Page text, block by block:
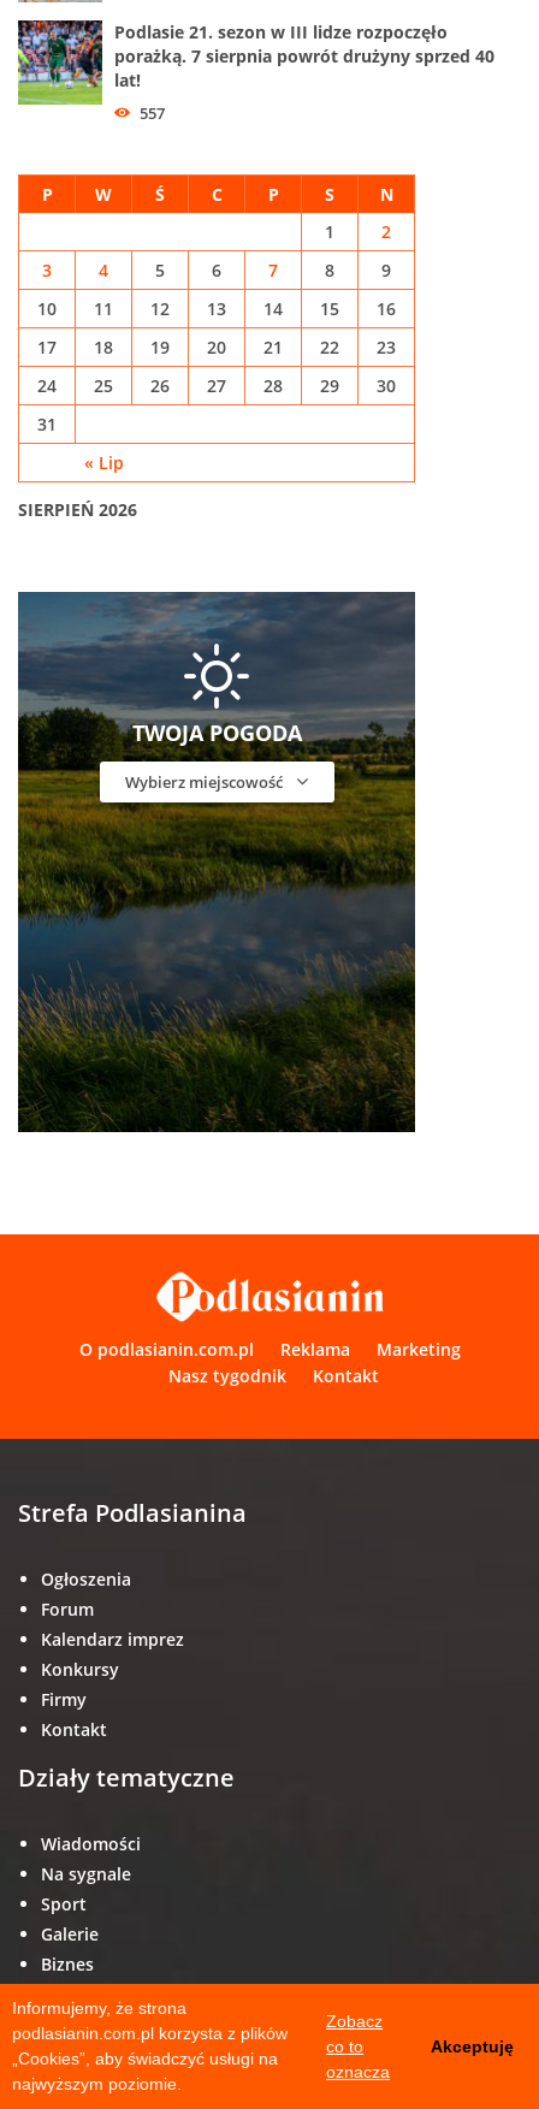
Informujemy, że strona
podlasianin.com.pl korzysta z plików
„Cookies”, aby świadczyć usługi na
najwyższym poziomie.
Zobacz
co to
oznacza
Akceptuję
Podlasie 21. sezon w III lidze rozpoczęło
porażką. 7 sierpnia powrót drużyny sprzed 40
lat!
557
SIERPIEŃ 2026
P W Ś C P S N
« Lip
1
2
3
4 5 6 7 8
9
10
11 12 13 14 15
16
17
18 19 20 21 22
23
24
25 26 27 28 29
30
31
TWOJA POGODA
Wybierz miejscowość
O podlasianin.com.pl Reklama
Marketing
Nasz tygodnik
Kontakt
Strefa Podlasianina
Ogłoszenia
Forum
Kalendarz imprez
Konkursy
Firmy
Kontakt
Działy tematyczne
Wiadomości
Na sygnale
Sport
Galerie
Biznes
Edukacja
Styl życia